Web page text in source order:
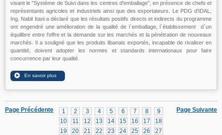
visant le "Système de Suivi dans les centres d'emballage", en présence de chefs et
représentants agricoles et industriels ainsi que des exportateurs. Le PDG d'IDAL,
Ing. Nabil Itani a déclaré que les résultats positifs directs et indirects du programme
ont engendré une amélioration de la qualité de l`emballage, l`établissement d`un
équilibre entre l'offre et la demande sur les marchés et la pénétration de nouveaux
marchés. Il a souligné que les produits libanais exportés, incapable de rivaliser en
quantité, doivent adopter les normes et standards internationaux pour faire
concurrence par leur qualité.
Page Suivante
1 2 3 4 5 6 7 8
9
10
11 12 13 14 15 16 17
18
19
20 21 22 23 24 25 26
27
Page Précédente